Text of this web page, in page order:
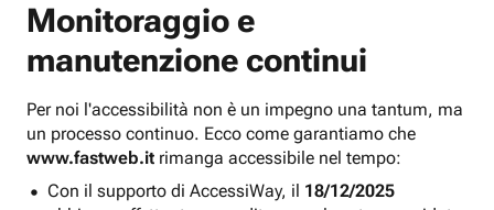
Monitoraggio e
manutenzione continui
Per noi l'accessibilità non è un impegno una tantum, ma
un processo continuo. Ecco come garantiamo che
www.fastweb.it rimanga accessibile nel tempo:
Con il supporto di AccessiWay, il 18/12/2025